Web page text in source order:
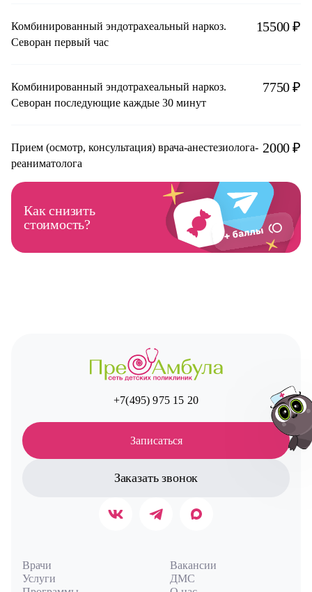
Комбинированный эндотрахеальный наркоз.
Севоран первый час
15500 ₽
Комбинированный эндотрахеальный наркоз.
Севоран последующие каждые 30 минут
7750 ₽
Прием (осмотр, консультация) врача-анестезиолога-
реаниматолога
2000 ₽
Как снизить
стоимость?
+7(495) 975 15 20
Записаться
Заказать звонок
Врачи
Услуги
Вакансии
ДМС